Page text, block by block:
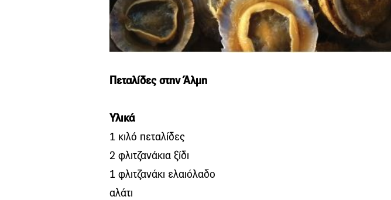
Πεταλίδες στην Άλμη
Υλικά
1 κιλό πεταλίδες
2 φλιτζανάκια ξίδι
1 φλιτζανάκι ελαιόλαδο
αλάτι